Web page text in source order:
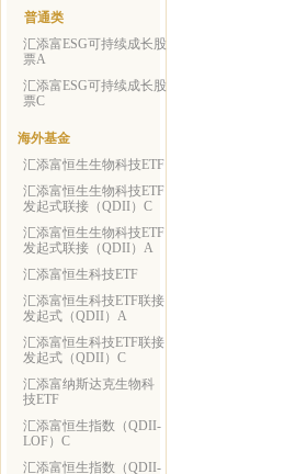
普通类
汇添富ESG可持续成长股
票A
汇添富ESG可持续成长股
票C
海外基金
汇添富恒生生物科技ETF
汇添富恒生生物科技ETF
发起式联接（QDII）C
汇添富恒生生物科技ETF
发起式联接（QDII）A
汇添富恒生科技ETF
汇添富恒生科技ETF联接
发起式（QDII）A
汇添富恒生科技ETF联接
发起式（QDII）C
汇添富纳斯达克生物科
技ETF
汇添富恒生指数（QDII-
LOF）C
汇添富恒生指数（QDII-